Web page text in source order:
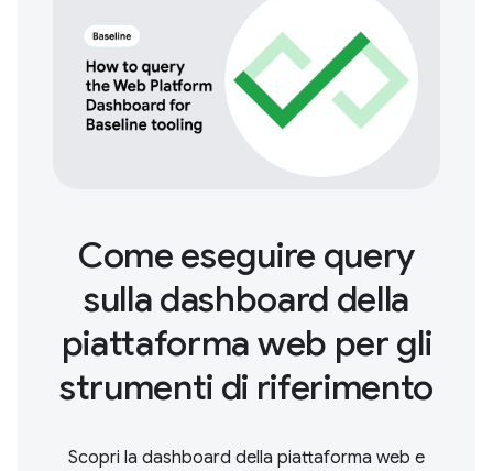
Come eseguire query
sulla dashboard della
piattaforma web per gli
strumenti di riferimento
Scopri la dashboard della piattaforma web e